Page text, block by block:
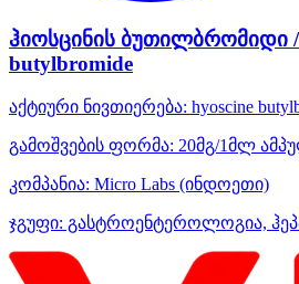
ჰიოსცინის ბუთილბრომიდი /
butylbromide
აქტიური ნივთიერება: hyoscine
გამოშვების ფორმა: 20მგ/1მლ
კომპანია: Micro Labs (ინდოეთი)
ჯგუფი: გასტროენტეროლოგია,